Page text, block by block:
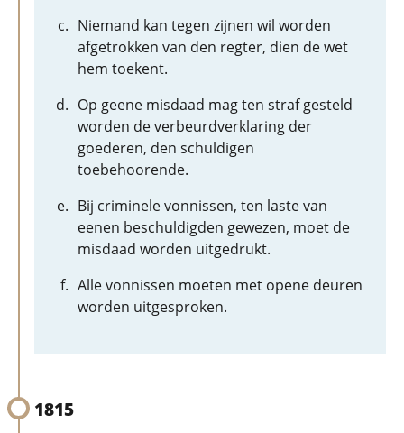
Niemand kan tegen zijnen wil worden
afgetrokken van den regter, dien de wet
hem toekent.
Op geene misdaad mag ten straf gesteld
worden de verbeurdverklaring der
goederen, den schuldigen
toebehoorende.
Bij criminele vonnissen, ten laste van
eenen beschuldigden gewezen, moet de
misdaad worden uitgedrukt.
Alle vonnissen moeten met opene deuren
worden uitgesproken.
1815